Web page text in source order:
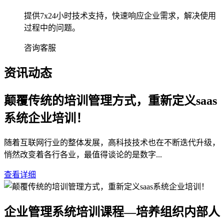
提供7x24小时技术支持，快速响应企业需求，解决使用
过程中的问题。
咨询客服
资讯动态
颠覆传统的培训管理方式，重新定义saas
系统企业培训！
随着互联网行业的整体发展，高科技技术也在不断迭代升级，
悄然改变着各行各业，最值得谈论的是数字...
查看详细
企业管理系统培训课程—培养组织内部人